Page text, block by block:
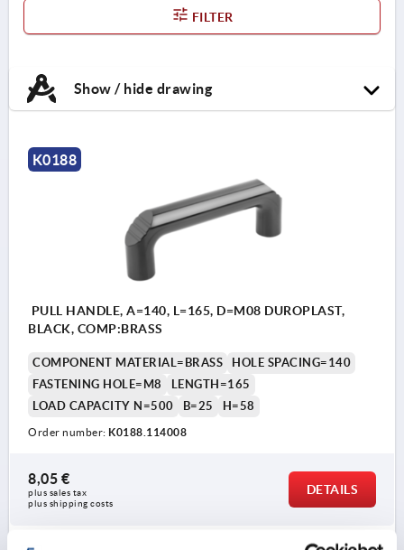
FILTER
Show / hide drawing
K0188
PULL HANDLE, A=140, L=165, D=M08 DUROPLAST,
BLACK, COMP:BRASS
COMPONENT MATERIAL=BRASS
HOLE SPACING=140
FASTENING HOLE=M8
LENGTH=165
LOAD CAPACITY N=500
B=25 H=58
Order number: K0188.114008
8,05 €
plus sales tax
plus shipping costs
DETAILS